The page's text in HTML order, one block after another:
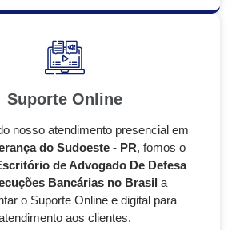
Suporte Online
nosso atendimento presencial em
do Sudoeste - PR, fomos o
de Advogado De Defesa
Bancárias no Brasil a
o Suporte Online e digital para
aos clientes.